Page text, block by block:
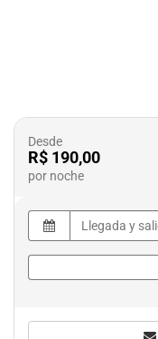
Desde
R$ 190,00
por noche